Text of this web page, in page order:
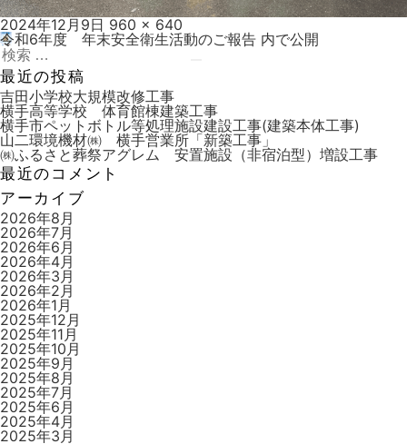
投
稿
日:
2024年12月9日 フ
ル
サ
960 × 640
投
稿
ナ
ビ
ゲ
ー
シ
ョ
ン
令和6年度 年末安全衛生活動のご報告 内で公開
検
索:
最近の投稿
吉田小学校大規模改修工事
横手高等学校 体育館棟建築工事
横手市ペットボトル等処理施設建設工事(建築本体工事)
山二環境機材㈱ 横手営業所「新築工事」
㈱ふるさと葬祭アグレム 安置施設（非宿泊型）増設工事
最近のコメント
アーカイブ
2026年8月
2026年7月
2026年6月
2026年4月
2026年3月
2026年2月
2026年1月
2025年12月
2025年11月
2025年10月
2025年9月
2025年8月
2025年7月
2025年6月
2025年4月
2025年3月